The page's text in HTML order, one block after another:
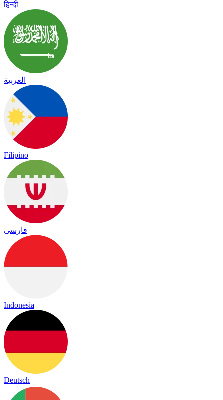
हिन्दी
العربية
Filipino
فارسی
Indonesia
Deutsch